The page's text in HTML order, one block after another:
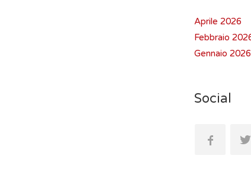
Aprile 2026
Febbraio
Gennaio 2026
Social